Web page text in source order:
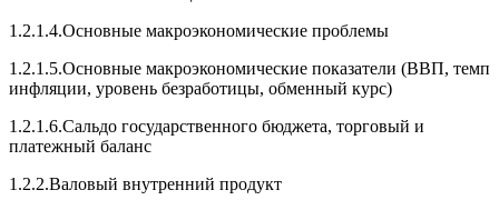
1.2.1.4.Основные макроэкономические проблемы
1.2.1.5.Основные макроэкономические показатели (ВВП, темп
инфляции, уровень безработицы, обменный курс)
1.2.1.6.Сальдо государственного бюджета, торговый и
платежный баланс
1.2.2.Валовый внутренний продукт